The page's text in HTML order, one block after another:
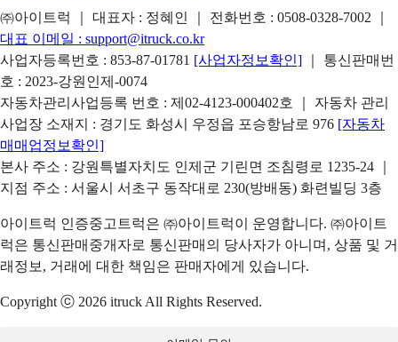
㈜아이트럭 ｜ 대표자 : 정혜인 ｜ 전화번호 : 0508-0328-7002
대표 이메일 : support@itruck.co.kr
사업자등록번호 : 853-87-01781 [사업자정보확인]
｜ 통신판매번
호 : 2023-강원인제-0074
자동차관리사업등록 번호 : 제02-4123-000402호 ｜ 자동차 관리
사업장 소재지 : 경기도 화성시 우정읍 포승항남로 976 [자동차
매매업정보확인]
본사 주소 : 강원특별자치도 인제군 기린면 조침령로 1235-24 ｜
지점 주소 : 서울시 서초구 동작대로 230(방배동) 화련빌딩 3층
아이트럭 인증중고트럭은 ㈜아이트럭이 운영합니다. ㈜아이트
럭은 통신판매중개자로 통신판매의 당사자가 아니며, 상품 및 거
래정보, 거래에 대한 책임은 판매자에게 있습니다.
Copyright ⓒ 2026 itruck All Rights Reserved.